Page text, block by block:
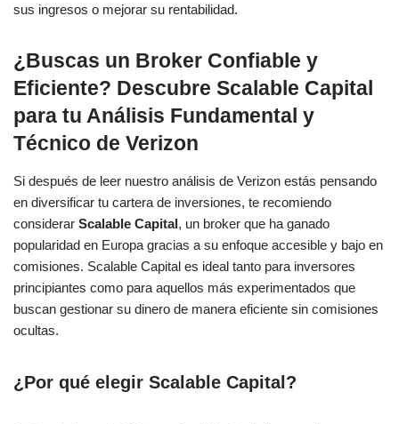
sus ingresos o mejorar su rentabilidad.
¿Buscas un Broker Confiable y
Eficiente? Descubre Scalable Capital
para tu Análisis Fundamental y
Técnico de Verizon
Si después de leer nuestro análisis de Verizon estás pensando
en diversificar tu cartera de inversiones, te recomiendo
considerar Scalable Capital, un broker que ha ganado
popularidad en Europa gracias a su enfoque accesible y bajo en
comisiones. Scalable Capital es ideal tanto para inversores
principiantes como para aquellos más experimentados que
buscan gestionar su dinero de manera eficiente sin comisiones
ocultas.
¿Por qué elegir Scalable Capital?